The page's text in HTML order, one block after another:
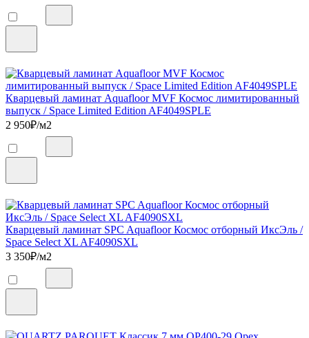
Кварцевый ламинат Aquafloor MVF Космос лимитированный
выпуск / Space Limited Edition AF4049SPLE
2 950₽/м2
Кварцевый ламинат SPC Aquafloor Космос отборный ИксЭль /
Space Select XL AF4090SXL
3 350₽/м2